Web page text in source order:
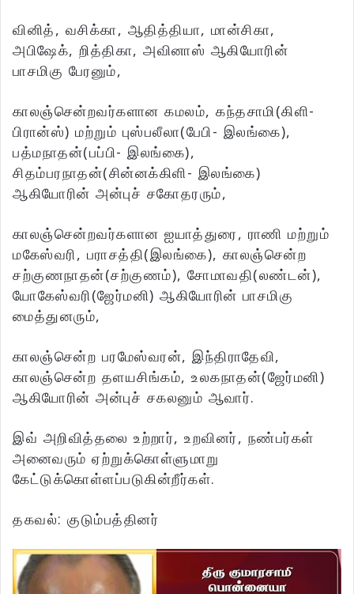
வினித், வசிக்கா, ஆதித்தியா, மான்சிகா,
அபிஷேக், றித்திகா, அவினாஸ் ஆகியோரின்
பாசமிகு பேரனும்,
காலஞ்சென்றவர்களான கமலம், கந்தசாமி(கிளி-
பிரான்ஸ்) மற்றும் புஸ்பலீலா(பேபி- இலங்கை),
பத்மநாதன்(பப்பி- இலங்கை),
சிதம்பரநாதன்(சின்னக்கிளி- இலங்கை)
ஆகியோரின் அன்புச் சகோதரரும்,
காலஞ்சென்றவர்களான ஐயாத்துரை, ராணி மற்றும்
மகேஸ்வரி, பராசத்தி(இலங்கை), காலஞ்சென்ற
சற்குணநாதன்(சற்குணம்), சோமாவதி(லண்டன்),
யோகேஸ்வரி(ஜேர்மனி) ஆகியோரின் பாசமிகு
மைத்துனரும்,
காலஞ்சென்ற பரமேஸ்வரன், இந்திராதேவி,
காலஞ்சென்ற தளயசிங்கம், உலகநாதன்(ஜேர்மனி)
ஆகியோரின் அன்புச் சகலனும் ஆவார்.
இவ் அறிவித்தலை உற்றார், உறவினர், நண்பர்கள்
அனைவரும் ஏற்றுக்கொள்ளுமாறு
கேட்டுக்கொள்ளப்படுகின்றீர்கள்.
தகவல்: குடும்பத்தினர்